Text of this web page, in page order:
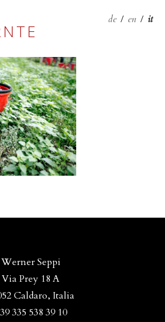
de / en / it
Werner Seppi
Via Prey 18 A
Caldaro, Italia
335 538 39 10